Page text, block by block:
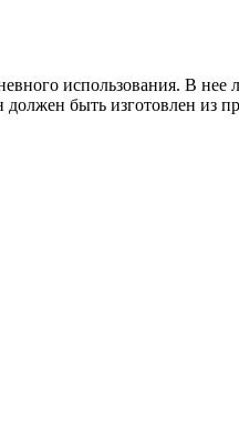
использования. В нее
быть изготовлен из